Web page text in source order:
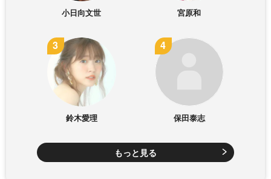
小日向文世 宮原和
鈴木愛理 保田泰志
もっと見る